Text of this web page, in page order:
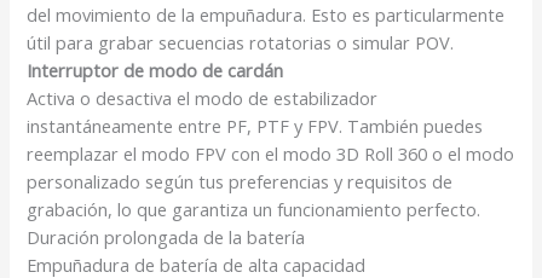
del movimiento de la empuñadura. Esto es particularmente
útil para grabar secuencias rotatorias o simular POV.
Interruptor de modo de cardán
Activa o desactiva el modo de estabilizador
instantáneamente entre PF, PTF y FPV. También puedes
reemplazar el modo FPV con el modo 3D Roll 360 o el modo
personalizado según tus preferencias y requisitos de
grabación, lo que garantiza un funcionamiento perfecto.
Duración prolongada de la batería
Empuñadura de batería de alta capacidad